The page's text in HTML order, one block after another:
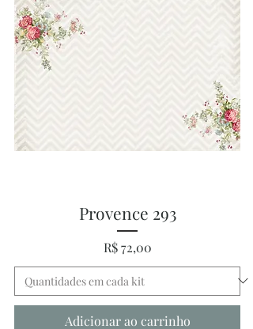
Provence 293
Preço
R$ 72,00
Adicionar ao carrinho